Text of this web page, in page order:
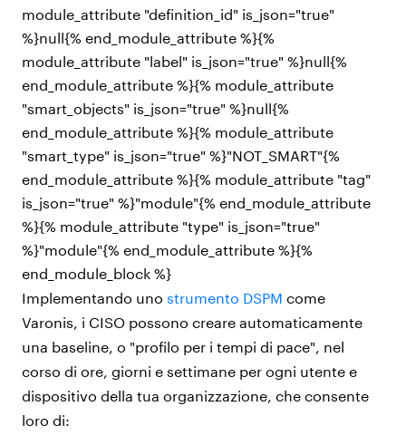
module_attribute "definition_id" is_json="true"
%}null{% end_module_attribute %}{%
module_attribute "label" is_json="true" %}null{%
end_module_attribute %}{% module_attribute
"smart_objects" is_json="true" %}null{%
end_module_attribute %}{% module_attribute
"smart_type" is_json="true" %}"NOT_SMART"{%
end_module_attribute %}{% module_attribute "tag"
is_json="true" %}"module"{% end_module_attribute
%}{% module_attribute "type" is_json="true"
%}"module"{% end_module_attribute %}{%
end_module_block %}
Implementando uno strumento DSPM come
Varonis, i CISO possono creare automaticamente
una baseline, o "profilo per i tempi di pace", nel
corso di ore, giorni e settimane per ogni utente e
dispositivo della tua organizzazione, che consente
loro di: